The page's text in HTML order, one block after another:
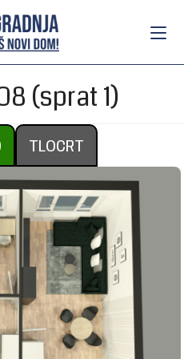
(sprat 1)
TLOCRT